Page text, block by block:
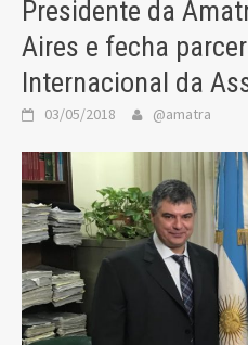
Presidente da
Aires e fecha
Internacional da
03/05/2018 @amatra